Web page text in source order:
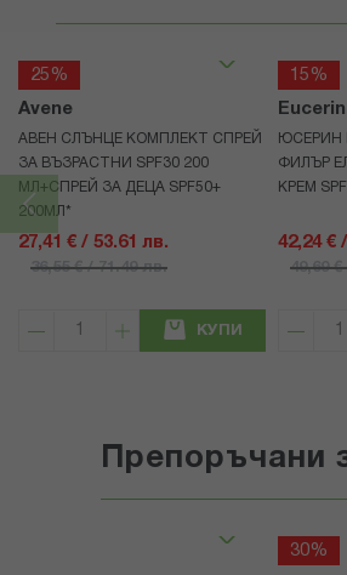
25%
Avene
АВЕН СЛЪНЦЕ КОМПЛЕКТ СПРЕЙ
ЗА ВЪЗРАСТНИ SPF30 200
МЛ+СПРЕЙ ЗА ДЕЦА SPF50+
200МЛ*
27,41 € / 53.61 лв.
36,55 € / 71.49 лв.
КУПИ
15%
Eucerin
ЮСЕРИН
ФИЛЪР
КРЕМ
42,24 €
49,69
Препоръчани
30%